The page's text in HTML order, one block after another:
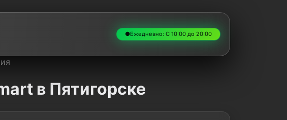
●Ежедневно: С 10:00 до 20:00
в Пятигорске